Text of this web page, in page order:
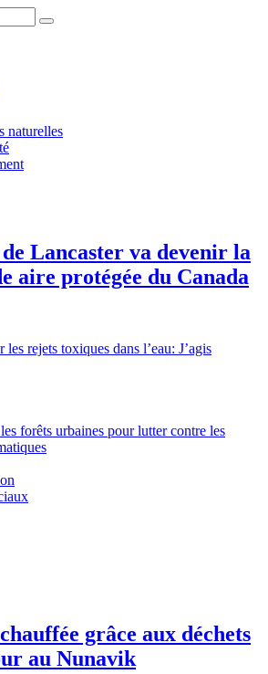
naturelles
Lancaster va devenir la
aire protégée du Canada
rejets toxiques dans l’eau: J’agis
forêts urbaines pour lutter contre les
grâce aux déchets
au Nunavik